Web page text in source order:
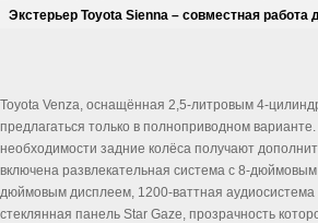
Экстерьер Toyota Sienna – совместная
Toyota Venza, оснащённая 2,5-литровым 4-
предлагаться только в полноприводном
необходимости задние колёса получают
включена развлекательная система с 8-
дюймовым дисплеем, 1200-ваттная
стеклянная панель Star Gaze, прозрачность